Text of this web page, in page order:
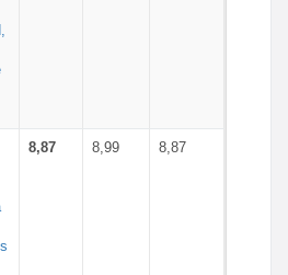
8,87 8,99 8,87